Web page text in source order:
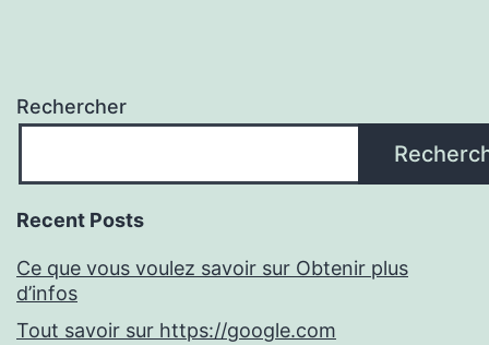
Rechercher
Recent Posts
Ce que vous voulez savoir sur Obtenir plus
d’infos
Tout savoir sur https://google.com